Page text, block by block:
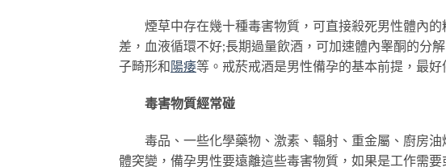
煙草中存在幾十種毒害物質，可直接殺死男性體內的
差，血液循環不好;長期過量飲酒，可加速體內睾酮的分
子畸形和陽痿等。戒菸戒酒是男性備孕的基本前提，最
毒害物質經常碰
毒品、一些化學藥物、激素、輻射、重金屬、廚房油
體突變，備孕男性要遠離這些毒害物質，如果是工作需